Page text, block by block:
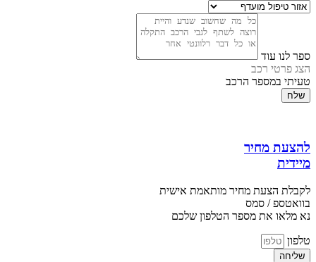
ספר לנו עוד
הצג פרטי רכב
טעיתי במספר הרכב
שלח
להצעת מחיר
מיידית
לקבלת הצעת מחיר מותאמת אישית
בוואטספ / סמס
נא מלאו את מספר הטלפון שלכם
טלפון
שליחה